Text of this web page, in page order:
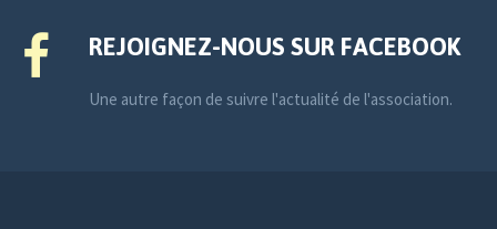
REJOIGNEZ-NOUS SUR FACEBOOK
Une autre façon de suivre l'actualité de l'association.